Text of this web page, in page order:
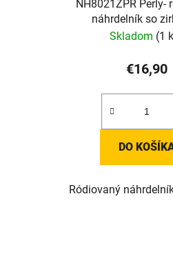
NH8021ZPR Perly-
náhrdelník so
Skladom (1
€16,90
DO
Ródiovaný